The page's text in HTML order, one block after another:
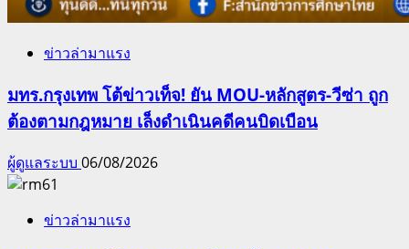
ข่าวล่ามาแรง
มทร.กรุงเทพ โต้ข่าวเท็จ! ยัน MOU-หลักสูตร-วีซ่า ถูก
ต้องตามกฎหมาย เล็งดำเนินคดีคนบิดเบือน
ผู้ดูแลระบบ 06/08/2026
ข่าวล่ามาแรง